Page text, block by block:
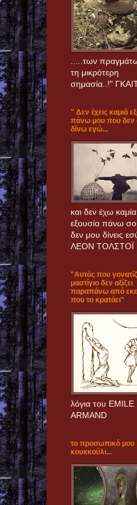
.....των
τη μικρότερη
σημασία..!"
" Δεν έχεις καμιά
πάνω μου που δεν
δίνω εγώ...
και δεν έχω καμία
εξουσία πάνω
δεν μoυ δίνεις
ΛΕΟΝ ΤΟΛΣΤΟΪ
"Αυτός που
μαστίγιο δεν αξίζει
παραπάνω από
που το κρατάει"
λόγια του EMILE
ARMAND
το προσωπικό μου
κουκκούλι...